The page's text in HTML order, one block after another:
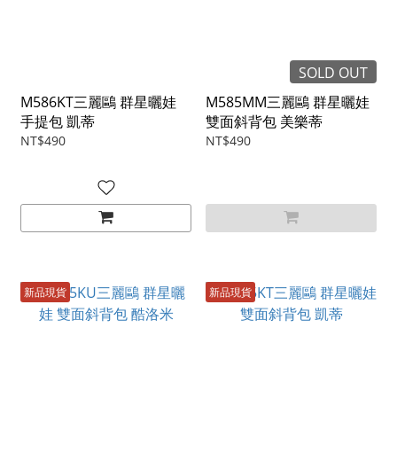
M586KT三麗鷗 群星曬娃
手提包 凱蒂
NT$490
SOLD OUT
M585MM三麗鷗 群星曬娃
雙面斜背包 美樂蒂
NT$490
新品現貨 新品現貨